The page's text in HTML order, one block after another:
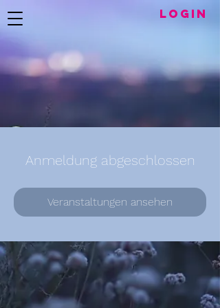
LogIN
Anmeldung abgeschlossen
Veranstaltungen ansehen